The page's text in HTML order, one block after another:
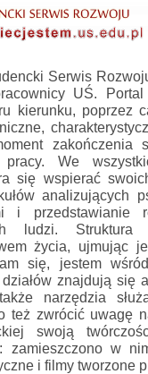
Serwis
UŚ. Portal
kierunku, poprzez
zakończenia
We
się wspierać
analizujących
i przedstawianie
ludzi.
życia, ujmując
się, jestem
znajdują się
narzędzia
też zwrócić uwagę
swoją
zamieszczono w
i filmy tworzone